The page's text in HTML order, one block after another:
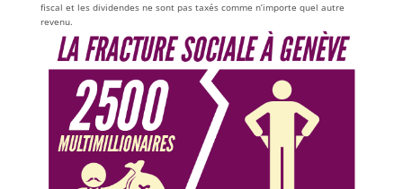
fiscal et les dividendes ne sont pas taxés comme n’importe quel autre
revenu.